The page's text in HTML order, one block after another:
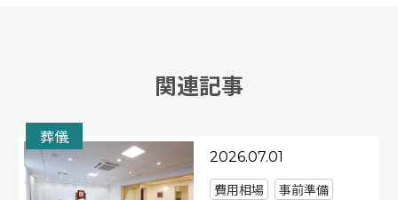
関連記事
葬儀
2026.07.01
費用相場
事前準備